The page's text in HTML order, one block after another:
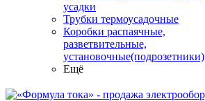
усадки
Трубки термоусадочные
Коробки распаячные,
разветвительные,
установочные(подрозетники)
Ещё